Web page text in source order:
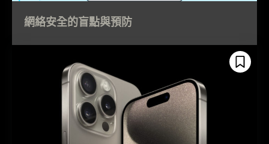
網絡安全的盲點與預防